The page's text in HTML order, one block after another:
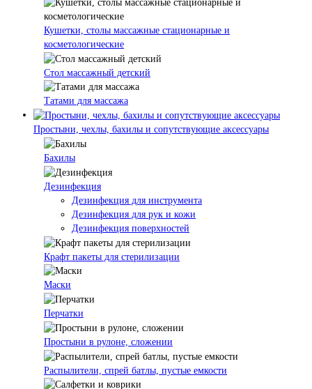
Кушетки, столы массажные стационарные и
косметологические
Стол массажный детский
Татами для массажа
Простыни, чехлы, бахилы и сопутствующие аксессуары
Бахилы
Дезинфекция
Дезинфекция для инструмента
Дезинфекция для рук и кожи
Дезинфекция поверхностей
Крафт пакеты для стерилизации
Маски
Перчатки
Простыни в рулоне, сложении
Распылители, спрей батлы, пустые емкости